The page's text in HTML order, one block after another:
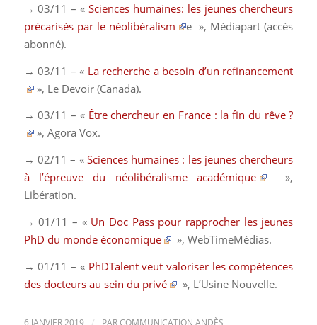
→ 03/11 – « Sciences humaines: les jeunes chercheurs
précarisés par le néolibéralism
e », Médiapart(accès
abonné).
→ 03/11 – « La recherche a besoin d’un refinancement
», Le Devoir(Canada).
→ 03/11 – « Être chercheur en France : la fin du rêve ?
»,Agora Vox.
→ 02/11 – « Sciences humaines : les jeunes chercheurs
à l’épreuve du néolibéralisme académique
»,
Libération.
→ 01/11 – « Un Doc Pass pour rapprocher les jeunes
PhD du monde économique
»,WebTimeMédias.
→ 01/11 – « PhDTalent veut valoriser les compétences
des docteurs au sein du privé
», L’Usine Nouvelle.
/